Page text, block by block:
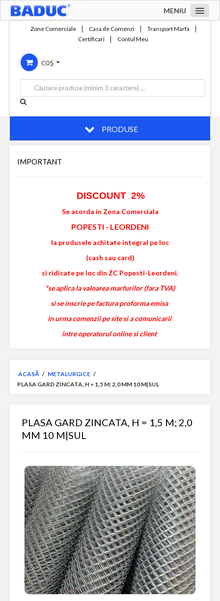
MENIU
Compania
Servicii
Productie
Contact
Zone Comerciale Casa de Comenzi
Transport Marfa
Certificari
Contul Meu
COȘ
PRODUSE
IMPORTANT
DISCOUNT 2%
Se acorda in Zona Comerciala
POPESTI - LEORDENI
la produsele achitate integral pe loc
(cash sau card)
si ridicate pe loc din ZC Popesti-Leordeni.
*se aplica la valoarea marfurilor (fara TVA)
si se inscrie pe factura proforma emisa
in urma comenzii pe site si a comunicarii
intre operatorul online si client
ACASĂ / METALURGICE /
PLASA GARD ZINCATA, H = 1,5 M; 2,0 MM 10 M|SUL
PLASA GARD ZINCATA, H = 1,5 M; 2,0
MM 10 M|SUL